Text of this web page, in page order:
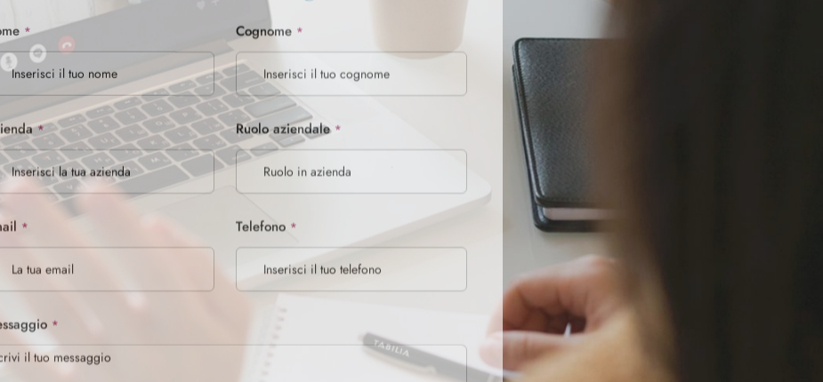
Dichiaro di aver preso visione e di accettare i termini dellaPrivacy Policy
Acconsento a finalità di marketing via mail o newsletter (non obbligatorio).